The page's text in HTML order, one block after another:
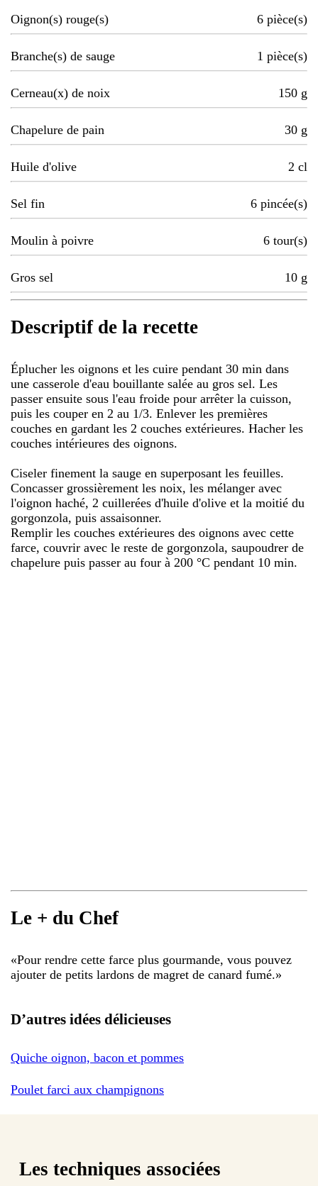
Oignon(s) rouge(s) 6 pièce(s)
Branche(s) de sauge 1 pièce(s)
Cerneau(x) de noix 150 g
Chapelure de pain 30 g
Huile d'olive 2 cl
Sel fin 6 pincée(s)
Moulin à poivre 6 tour(s)
Gros sel 10 g
Descriptif de la recette
Éplucher les oignons et les cuire pendant 30 min dans
une casserole d'eau bouillante salée au gros sel. Les
passer ensuite sous l'eau froide pour arrêter la cuisson,
puis les couper en 2 au 1/3. Enlever les premières
couches en gardant les 2 couches extérieures. Hacher les
couches intérieures des oignons.
Ciseler finement la sauge en superposant les feuilles.
Concasser grossièrement les noix, les mélanger avec
l'oignon haché, 2 cuillerées d'huile d'olive et la moitié du
gorgonzola, puis assaisonner.
Remplir les couches extérieures des oignons avec cette
farce, couvrir avec le reste de gorgonzola, saupoudrer de
chapelure puis passer au four à 200 °C pendant 10 min.
Le + du Chef
«Pour rendre cette farce plus gourmande, vous pouvez
ajouter de petits lardons de magret de canard fumé.»
D’autres idées délicieuses
Quiche oignon, bacon et pommes
Poulet farci aux champignons
Les techniques associées